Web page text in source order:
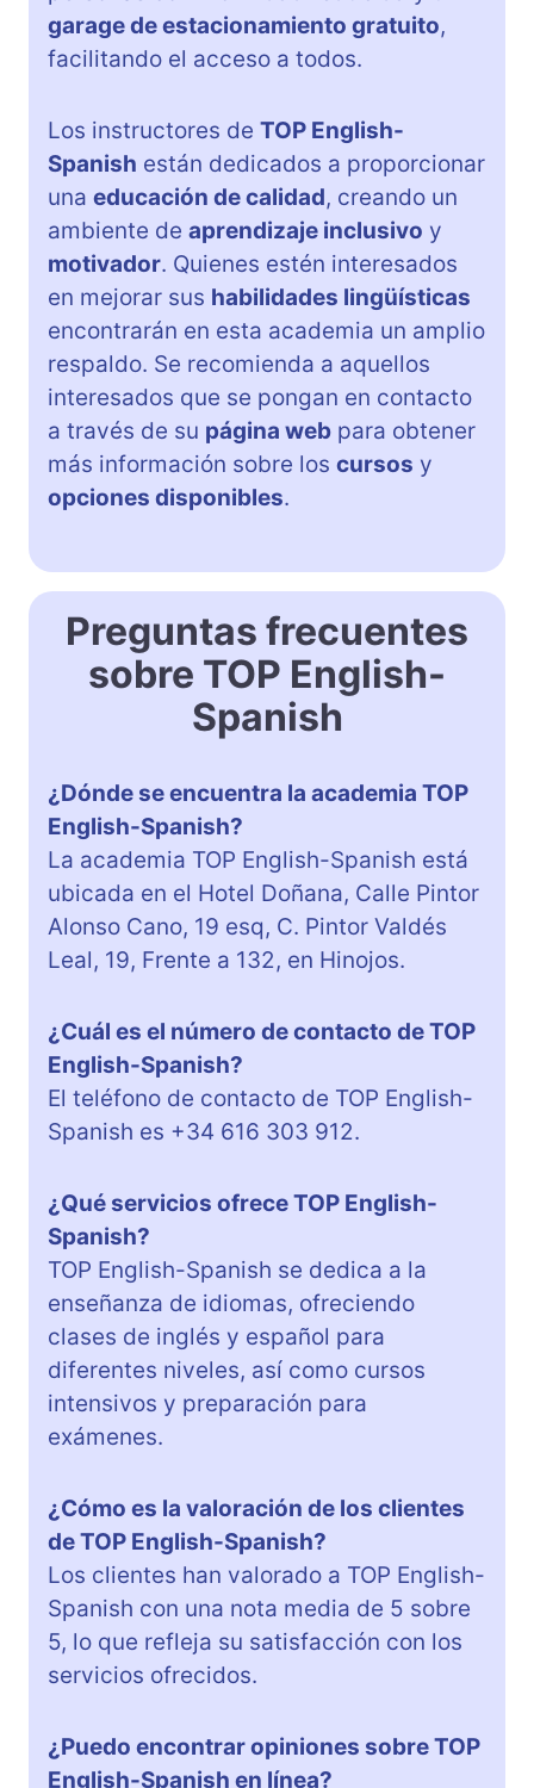
garage de estacionamiento gratuito,
facilitando el acceso a todos.
Los instructores de TOP English-
Spanish están dedicados a proporcionar
una educación de calidad, creando un
ambiente de aprendizaje inclusivo y
motivador. Quienes estén interesados
en mejorar sus habilidades lingüísticas
encontrarán en esta academia un amplio
respaldo. Se recomienda a aquellos
interesados que se pongan en contacto
a través de su página web para obtener
más información sobre los cursos y
opciones disponibles.
Preguntas frecuentes
sobre TOP English-
Spanish
¿Dónde se encuentra la academia TOP
English-Spanish?
La academia TOP English-Spanish está
ubicada en el Hotel Doñana, Calle Pintor
Alonso Cano, 19 esq, C. Pintor Valdés
Leal, 19, Frente a 132, en Hinojos.
¿Cuál es el número de contacto de TOP
English-Spanish?
El teléfono de contacto de TOP English-
Spanish es +34 616 303 912.
¿Qué servicios ofrece TOP English-
Spanish?
TOP English-Spanish se dedica a la
enseñanza de idiomas, ofreciendo
clases de inglés y español para
diferentes niveles, así como cursos
intensivos y preparación para
exámenes.
¿Cómo es la valoración de los clientes
de TOP English-Spanish?
Los clientes han valorado a TOP English-
Spanish con una nota media de 5 sobre
5, lo que refleja su satisfacción con los
servicios ofrecidos.
¿Puedo encontrar opiniones sobre TOP
English-Spanish en línea?